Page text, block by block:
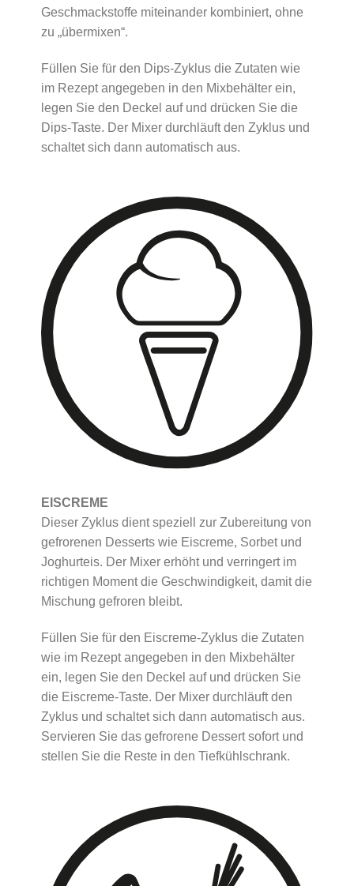
Geschmackstoffe miteinander kombiniert, ohne
zu „übermixen“.
Füllen Sie für den Dips-Zyklus die Zutaten wie
im Rezept angegeben in den Mixbehälter ein,
legen Sie den Deckel auf und drücken Sie die
Dips-Taste. Der Mixer durchläuft den Zyklus und
schaltet sich dann automatisch aus.
EISCREME
Dieser Zyklus dient speziell zur Zubereitung von
gefrorenen Desserts wie Eiscreme, Sorbet und
Joghurteis. Der Mixer erhöht und verringert im
richtigen Moment die Geschwindigkeit, damit die
Mischung gefroren bleibt.
Füllen Sie für den Eiscreme-Zyklus die Zutaten
wie im Rezept angegeben in den Mixbehälter
ein, legen Sie den Deckel auf und drücken Sie
die Eiscreme-Taste. Der Mixer durchläuft den
Zyklus und schaltet sich dann automatisch aus.
Servieren Sie das gefrorene Dessert sofort und
stellen Sie die Reste in den Tiefkühlschrank.